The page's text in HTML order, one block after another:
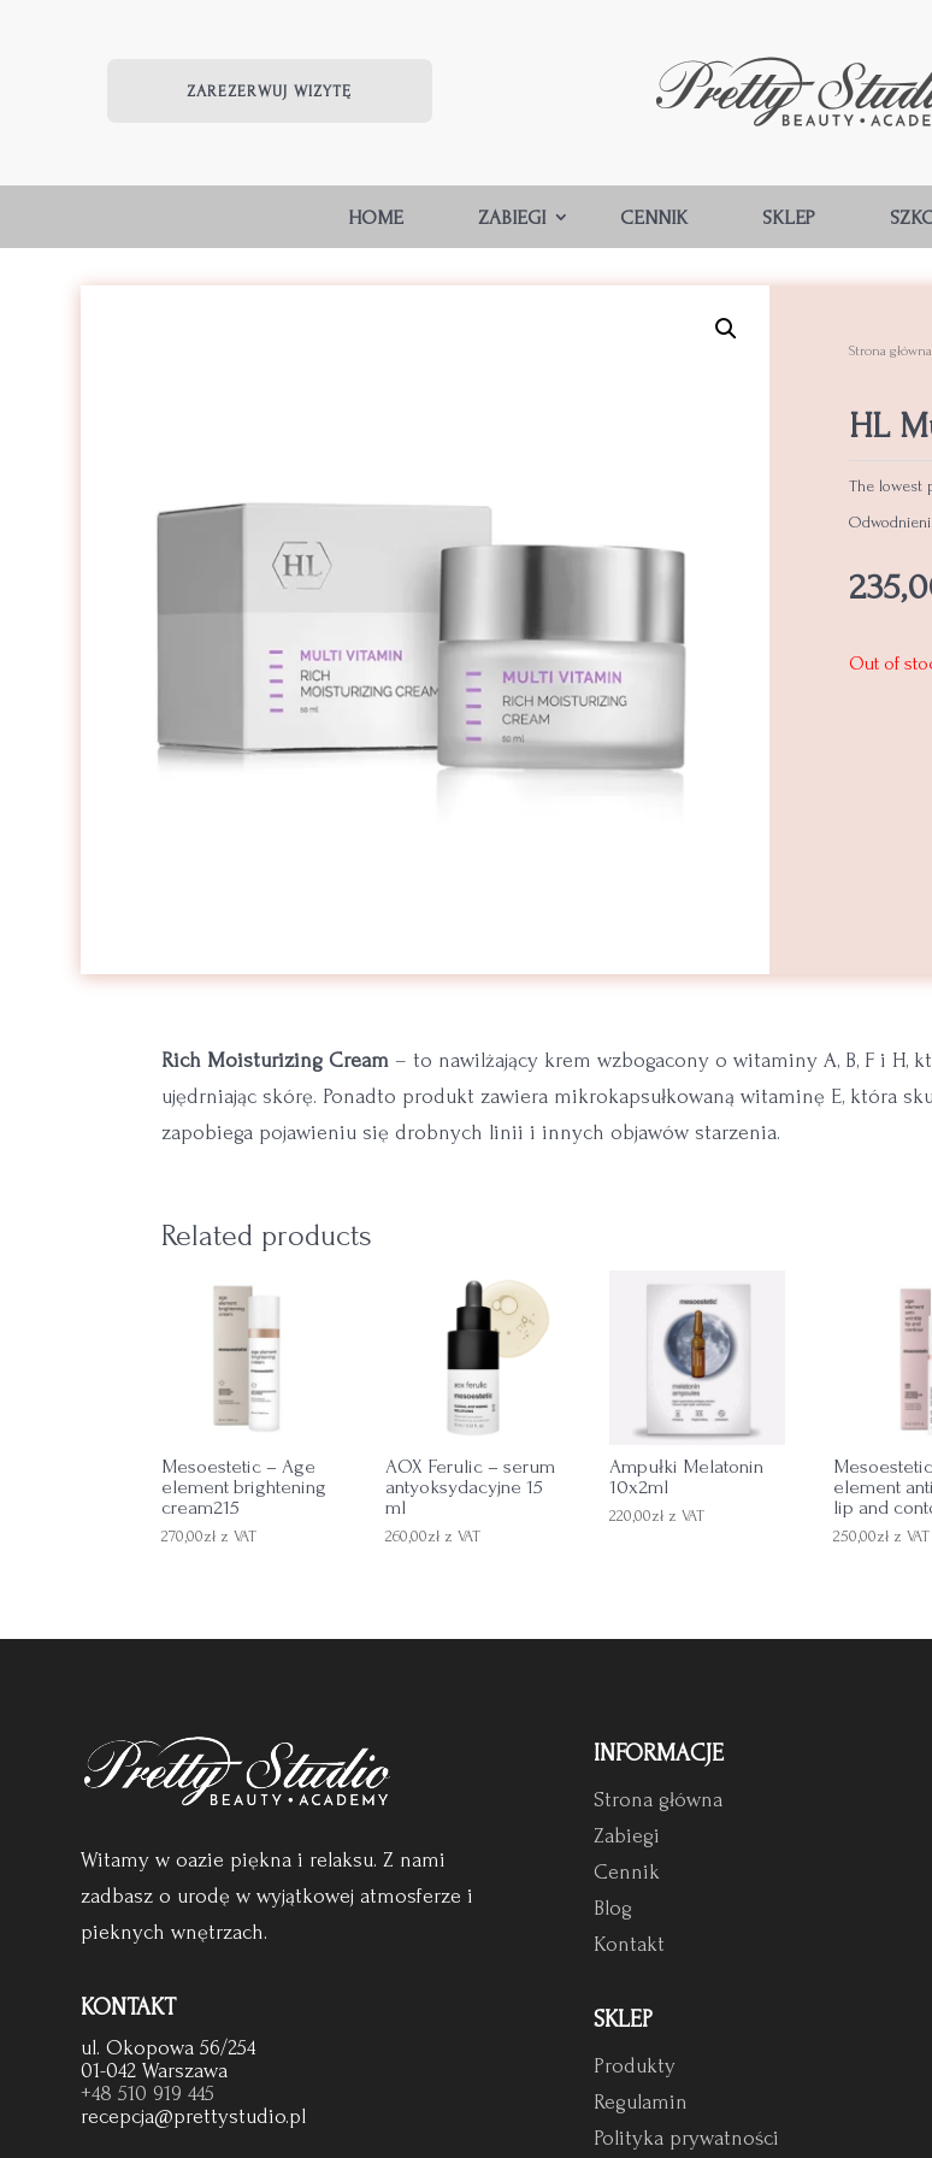
ZAREZERWUJ WIZYTĘ
HOME ZABIEGI CENNIK SKLEP
Strona główna
HL
The lowest
Out of
Rich Moisturizing Cream – to nawilżający krem wzbogacony o witaminy A, B, F i H,
ujędrniając skórę. Ponadto produkt zawiera mikrokapsułkowaną witaminę E, która
zapobiega pojawieniu się drobnych linii i innych objawów starzenia.
Related products
Mesoestetic – Age
element brightening
cream215
270,00zł z VAT
AOX Ferulic – serum
antyoksydacyjne 15
ml
260,00zł z VAT
Ampułki Melatonin
10x2ml
220,00zł z VAT
element
lip and
250,00zł z VAT
Witamy w oazie piękna i relaksu. Z nami
zadbasz o urodę w wyjątkowej atmosferze i
pieknych wnętrzach.
KONTAKT
ul. Okopowa 56/254
01-042 Warszawa
+48 510 919 445
recepcja@prettystudio.pl
INFORMACJE
Strona główna
Zabiegi
Cennik
Blog
Kontakt
SKLEP
Produkty
Regulamin
Polityka prywatności